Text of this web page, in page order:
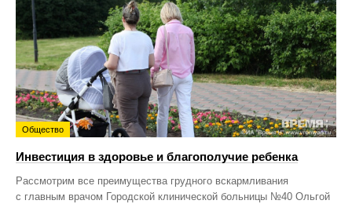
Общество
Инвестиция в здоровье и благополучие ребенка
Рассмотрим все преимущества грудного вскармливания
с главным врачом Городской клинической больницы №40 Ольгой